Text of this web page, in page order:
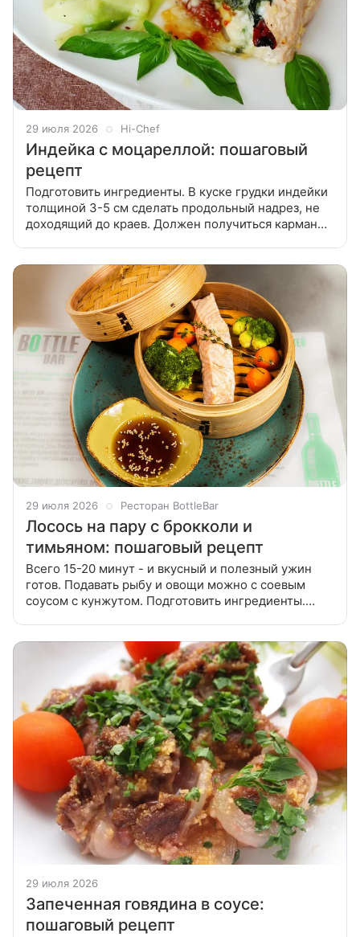
29 июля 2026 Hi-Chef
Индейка с моцареллой: пошаговый
рецепт
Подготовить ингредиенты. В куске грудки индейки
толщиной 3-5 см сделать продольный надрез, не
доходящий до краев. Должен получиться карман
29 июля 2026 Ресторан BottleBar
Лосось на пару с брокколи и
тимьяном: пошаговый рецепт
Всего 15-20 минут - и вкусный и полезный ужин
готов. Подавать рыбу и овощи можно с соевым
соусом с кунжутом. Подготовить ингредиенты.
29 июля 2026
Запеченная говядина в соусе:
пошаговый рецепт